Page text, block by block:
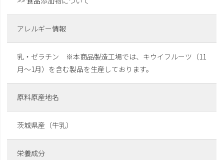
アレルギー情報
乳・ゼラチン ※本商品製造工場では、キウイフルーツ（11
月～1月）を含む製品を生産しております。
原料原産地名
茨城県産（牛乳）
栄養成分